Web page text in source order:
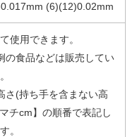
イプ 茶無
81
27×38cm B4用
OPP透明袋 S B4
7E-401-23
(6)(12)0.02mm
使用できます。
の食品などは販売してい
さ(持ち手を含まない高
チcm】の順番で表記し
。